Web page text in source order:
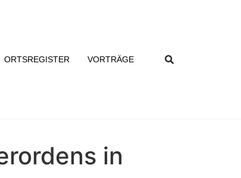
ORTSREGISTER VORTRÄGE
in